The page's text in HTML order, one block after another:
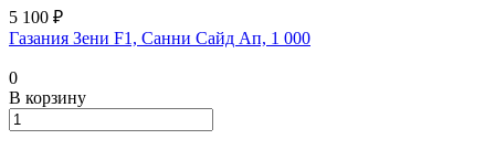
5 100 ₽
Газания Зени F1, Санни Сайд Ап, 1 000
0
В корзину